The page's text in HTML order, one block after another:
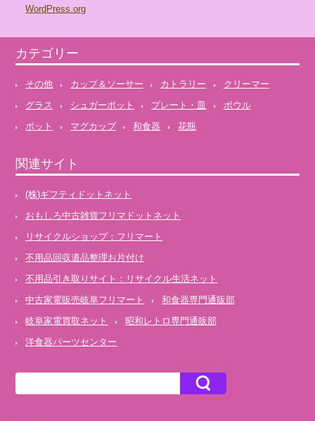
WordPress.org
カテゴリー
その他 カップ＆ソーサー カトラリー
クリーマー
グラス
シュガーポット プレート・皿
ボウル
ポット
マグカップ 和食器 花瓶
関連サイト
(株)ギフティドットネット
おもしろ中古雑貨フリマドットネット
リサイクルショップ：フリマート
不用品回収遺品整理お片付け
不用品引き取りサイト：リサイクル生活ネット
中古家電販売岐阜フリマート
和食器専門通販部
岐阜家電買取ネット
昭和レトロ専門通販部
洋食器パーツセンター